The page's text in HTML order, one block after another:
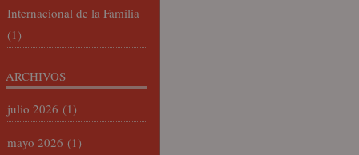
Internacional de la Familia
(1)
ARCHIVOS
julio 2026 (1)
mayo 2026 (1)